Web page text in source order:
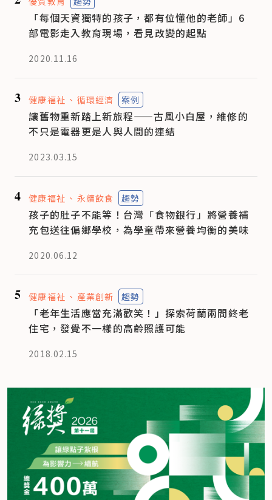
「每個天資獨特的孩子，都有位懂他的老師」6
部電影走入教育現場，看見改變的起點
2020.11.16
3 健康福祉 循環經濟 案例
讓舊物重新踏上新旅程——古風小白屋，維修的
不只是電器更是人與人間的連結
2023.03.15
4 健康福祉 永續飲食 趨勢
孩子的肚子不能等！台灣「食物銀行」將營養補
充包送往偏鄉學校，為學童帶來營養均衡的美味
2020.06.12
5 健康福祉 產業創新 趨勢
「老年生活應當充滿歡笑！」探索荷蘭兩間終老
住宅，發覺不一樣的高齡照護可能
2018.02.15